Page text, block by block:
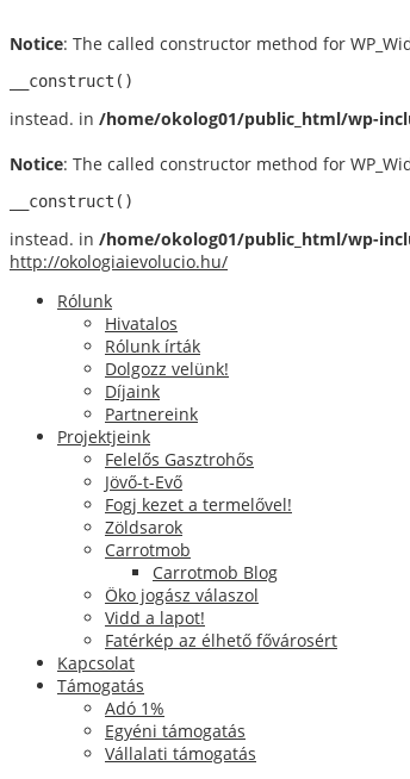
Notice: The called constructor method for
__construct()
instead. in /home/okolog01/public_html/wp-
Notice: The called constructor method for
__construct()
instead. in /home/okolog01/public_html/wp-
http://okologiaievolucio.hu/
Rólunk
Hivatalos
Rólunk írták
Dolgozz velünk!
Díjaink
Partnereink
Projektjeink
Felelős Gasztrohős
Jövő-t-Evő
Fogj kezet a termelővel!
Zöldsarok
Carrotmob
Carrotmob Blog
Öko jogász válaszol
Vidd a lapot!
Fatérkép az élhető fővárosért
Kapcsolat
Támogatás
Adó 1%
Egyéni támogatás
Vállalati támogatás